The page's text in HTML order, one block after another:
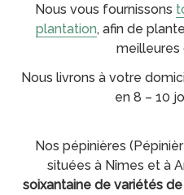
Nous vous fournissons
plantation, afin de
meilleures
Nous livrons à votre
en 8 – 10
Nos pépinières
situées à Nîmes et à
soixantaine de variétés